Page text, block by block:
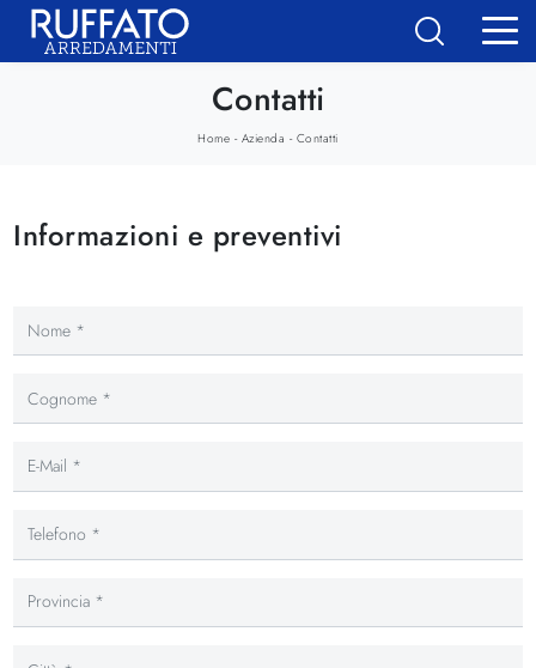
Contatti
Home - Azienda - Contatti
Informazioni e preventivi